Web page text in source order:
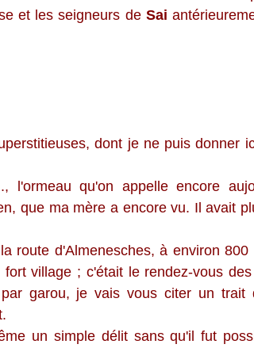
et les seigneurs deSai
dont je ne puis donner
l'ormeau qu'on appelle encore
que ma mère a encore vu. Il avait
route d'Almenesches, à environ 800
village ; c'était le rendez-vous
garou, je vais vous citer un trait
un simple délit sans qu'il fut